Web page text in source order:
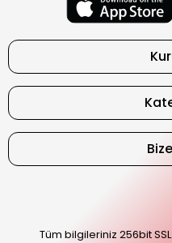
Tüm bilgileriniz 256bit